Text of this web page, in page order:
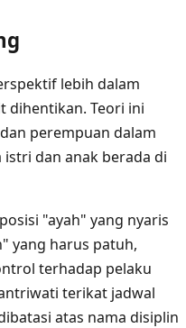
lebih dalam
dihentikan. Teori ini
perempuan dalam
dan anak berada di
"ayah" yang nyaris
yang harus patuh,
terhadap pelaku
terikat jadwal
atas nama disiplin